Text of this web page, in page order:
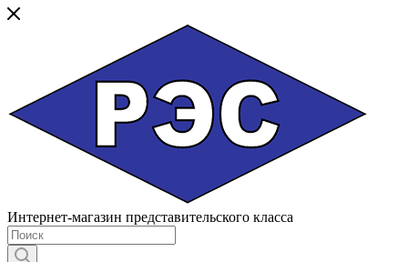
Интернет-магазин представительского класса